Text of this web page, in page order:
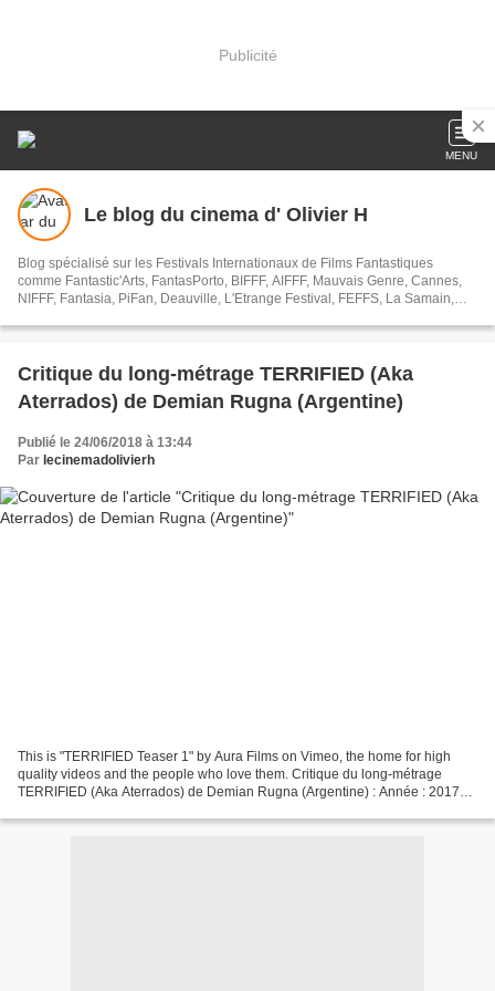
Publicité
MENU
Le blog du cinema d' Olivier H
Blog spécialisé sur les Festivals Internationaux de Films Fantastiques
comme Fantastic'Arts, FantasPorto, BIFFF, AIFFF, Mauvais Genre, Cannes,
NIFFF, Fantasia, PiFan, Deauville, L'Etrange Festival, FEFFS, La Samain,
Critique du long-métrage TERRIFIED (Aka
Aterrados) de Demian Rugna (Argentine)
Publié le 24/06/2018 à 13:44
Par lecinemadolivierh
This is "TERRIFIED Teaser 1" by Aura Films on Vimeo, the home for high
quality videos and the people who love them. Critique du long-métrage
TERRIFIED (Aka Aterrados) de Demian Rugna (Argentine) : Année : 2017